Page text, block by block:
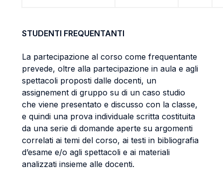
STUDENTI FREQUENTANTI
La partecipazione al corso come frequentante
prevede, oltre alla partecipazione in aula e agli
spettacoli proposti dalle docenti, un
assignement di gruppo su di un caso studio
che viene presentato e discusso con la classe,
e quindi una prova individuale scritta costituita
da una serie di domande aperte su argomenti
correlati ai temi del corso, ai testi in bibliografia
d’esame e/o agli spettacoli e ai materiali
analizzati insieme alle docenti.